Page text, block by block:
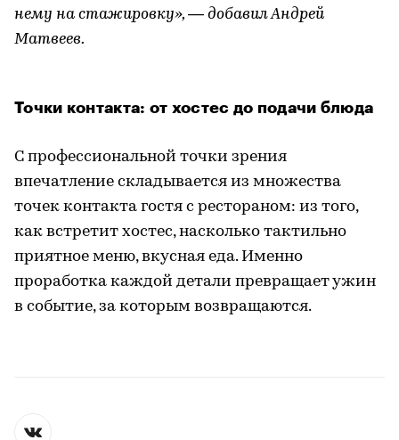
нему на стажировку», — добавил Андрей
Матвеев.
Точки контакта: от хостес до подачи блюда
С профессиональной точки зрения
впечатление складывается из множества
точек контакта гостя с рестораном: из того,
как встретит хостес, насколько тактильно
приятное меню, вкусная еда. Именно
проработка каждой детали превращает ужин
в событие, за которым возвращаются.